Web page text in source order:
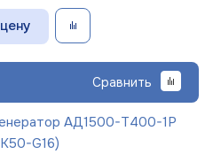
Сравнить
АД1500-Т400-1Р
G16)